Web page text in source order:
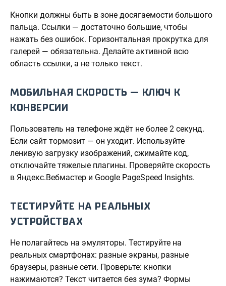
Кнопки должны быть в зоне досягаемости большого
пальца. Ссылки — достаточно большие, чтобы
нажать без ошибок. Горизонтальная прокрутка для
галерей — обязательна. Делайте активной всю
область ссылки, а не только текст.
МОБИЛЬНАЯ СКОРОСТЬ — КЛЮЧ К
КОНВЕРСИИ
Пользователь на телефоне ждёт не более 2 секунд.
Если сайт тормозит — он уходит. Используйте
ленивую загрузку изображений, сжимайте код,
отключайте тяжелые плагины. Проверяйте скорость
в Яндекс.Вебмастер и Google PageSpeed Insights.
ТЕСТИРУЙТЕ НА РЕАЛЬНЫХ
УСТРОЙСТВАХ
Не полагайтесь на эмуляторы. Тестируйте на
реальных смартфонах: разные экраны, разные
браузеры, разные сети. Проверьте: кнопки
нажимаются? Текст читается без зума? Формы